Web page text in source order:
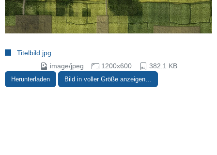
Titelbild.jpg
image/jpeg
1200x600 382.1 KB
Herunterladen Bild in voller Größe anzeigen…